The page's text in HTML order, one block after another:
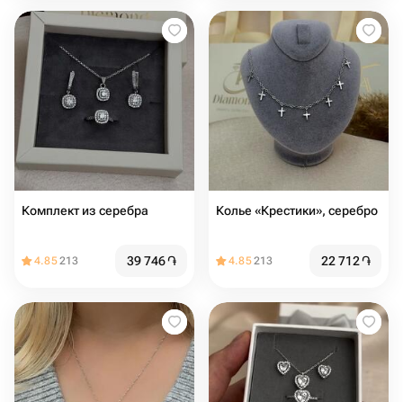
Комплект из серебра
4.85213 39 746֏
Колье «Крестики», серебро
4.85213 22 712֏